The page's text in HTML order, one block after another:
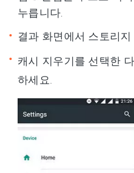
누릅니다.
결과 화면에서 스토리
캐시 지우기를 선택한
하세요.